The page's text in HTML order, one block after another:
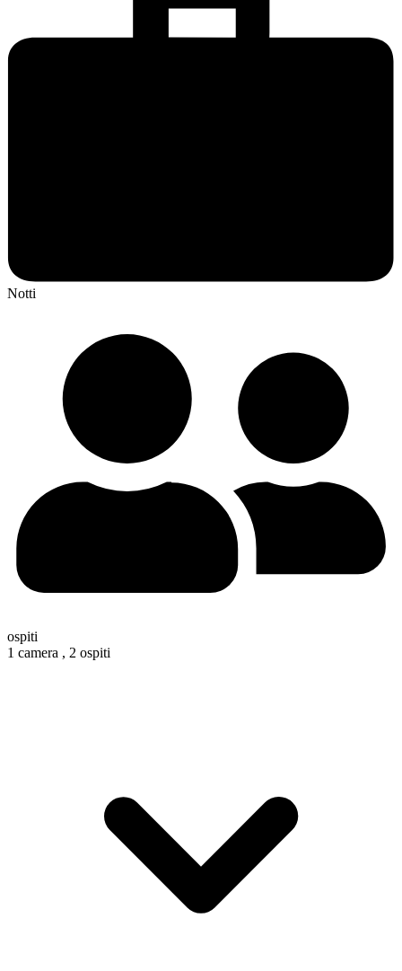
Notti
ospiti
1 camera , 2 ospiti